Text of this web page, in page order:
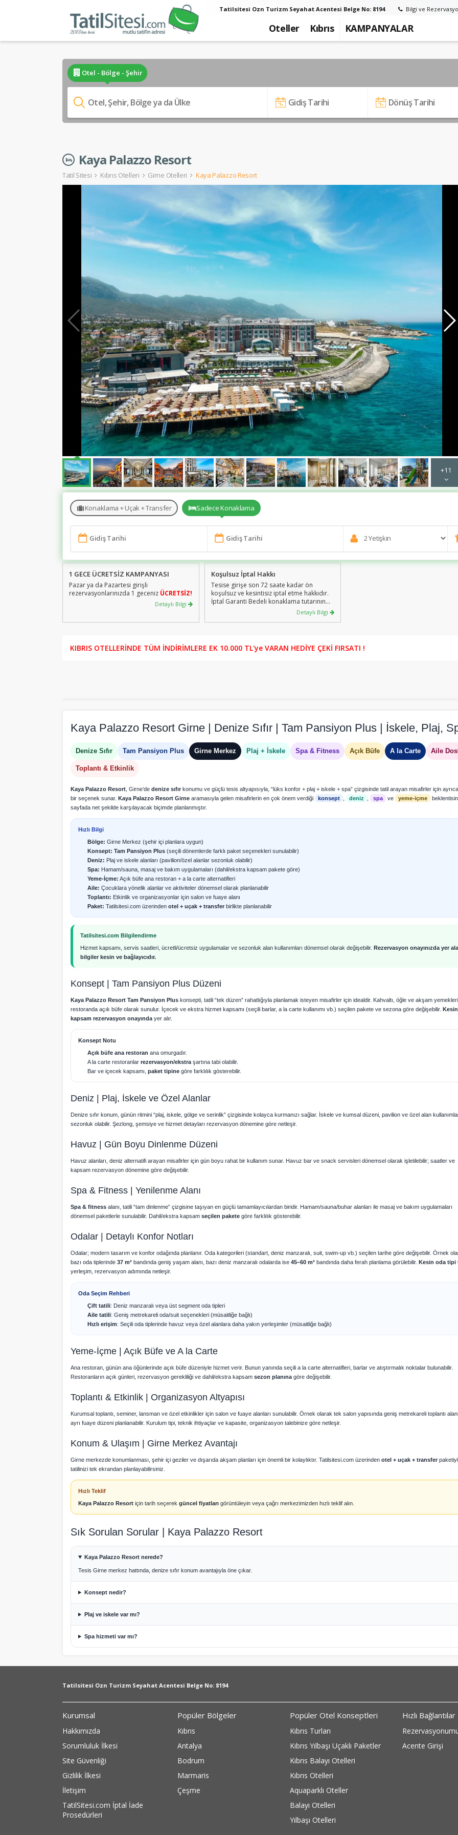
Tatilsitesi Ozn Turizm Seyahat Acentesi Belge No: 8194 Bilgi ve
Oteller Kıbrıs KAMPANYALAR
Otel - Bölge - Şehir
Kaya Palazzo Resort
Tatil Sitesi Kıbrıs Otelleri Girne Otelleri Kaya Palazzo Resort
+11
Konaklama + Uçak + Transfer Sadece Konaklama
1 GECE ÜCRETSİZ KAMPANYASI
Pazar ya da Pazartesi girişli
rezervasyonlarınızda 1 geceniz ÜCRETSİZ!
Detaylı Bilgi
Koşulsuz İptal Hakkı
Tesise girişe son 72 saate kadar ön
koşulsuz ve kesintisiz iptal etme hakkıdır.
İptal Garanti Bedeli konaklama tutarının
%1’i kadar olup, bu bedel iade edilmez.
İptal Garanti bedeli sadece konaklama için
Detaylı Bilgi
KIBRIS OTELLERİNDE TÜM İNDİRİMLERE EK 10.000 TL'ye VARAN HEDİYE ÇEKİ FIRSATI !
Kaya Palazzo Resort Girne | Denize Sıfır | Tam Pansiyon Plus | İskele, Plaj,
Denize Sıfır Tam Pansiyon Plus Girne Merkez Plaj + İskele Spa & Fitness Açık Büfe A la Carte Aile
Toplantı & Etkinlik
Kaya Palazzo Resort , Girne’de denize sıfır konumu ve güçlü tesis altyapısıyla, “lüks konfor + plaj + iskele + spa” çizgisinde tatil arayan misafirler için
bir seçenek sunar. Kaya Palazzo Resort Girne aramasıyla gelen misafirlerin en çok önem verdiği konsept deniz spa ve yeme-içme
sayfada net şekilde karşılayacak biçimde planlanmıştır.
Hızlı Bilgi
Bölge: Girne Merkez (şehir içi planlara uygun)
Konsept: Tam Pansiyon Plus (seçili dönemlerde farklı paket seçenekleri sunulabilir)
Deniz: Plaj ve iskele alanları (pavilion/özel alanlar sezonluk olabilir)
Spa: Hamam/sauna, masaj ve bakım uygulamaları (dahil/ekstra kapsam pakete göre)
Yeme-İçme: Açık büfe ana restoran + a la carte alternatifleri
Aile: Çocuklara yönelik alanlar ve aktiviteler dönemsel olarak planlanabilir
Toplantı: Etkinlik ve organizasyonlar için salon ve fuaye alanı
Paket: Tatilsitesi.com üzerinden otel + uçak + transfer birlikte planlanabilir
Tatilsitesi.com Bilgilendirme
Hizmet kapsamı, servis saatleri, ücretli/ücretsiz uygulamalar ve sezonluk alan kullanımları dönemsel olarak değişebilir. Rezervasyon onayınızda yer
bilgiler kesin ve bağlayıcıdır.
Konsept | Tam Pansiyon Plus Düzeni
Kaya Palazzo Resort Tam Pansiyon Plus konsepti, tatili “tek düzen” rahatlığıyla planlamak isteyen misafirler için idealdir. Kahvaltı, öğle ve akşam
restoranda açık büfe olarak sunulur. İçecek ve ekstra hizmet kapsamı (seçili barlar, a la carte kullanımı vb.) seçilen pakete ve sezona göre değişebilir. Kesin
kapsam rezervasyon onayında yer alır.
Konsept Notu
Açık büfe ana restoran ana omurgadır.
A la carte restoranlar rezervasyon/ekstra şartına tabi olabilir.
Bar ve içecek kapsamı, paket tipine göre farklılık gösterebilir.
Deniz | Plaj, İskele ve Özel Alanlar
Denize sıfır konum, günün ritmini “plaj, iskele, gölge ve serinlik” çizgisinde kolayca kurmanızı sağlar. İskele ve kumsal düzeni, pavilion ve özel alan
sezonluk olabilir. Şezlong, şemsiye ve hizmet detayları rezervasyon dönemine göre netleşir.
Havuz | Gün Boyu Dinlenme Düzeni
Havuz alanları, deniz alternatifi arayan misafirler için gün boyu rahat bir kullanım sunar. Havuz bar ve snack servisleri dönemsel olarak işletilebilir; saatler ve
kapsam rezervasyon dönemine göre değişebilir.
Spa & Fitness | Yenilenme Alanı
Spa & fitness alanı, tatili “tam dinlenme” çizgisine taşıyan en güçlü tamamlayıcılardan biridir. Hamam/sauna/buhar alanları ile masaj ve bakım uygulamaları
dönemsel paketlerle sunulabilir. Dahil/ekstra kapsam seçilen pakete göre farklılık gösterebilir.
Odalar | Detaylı Konfor Notları
Odalar; modern tasarım ve konfor odağında planlanır. Oda kategorileri (standart, deniz manzaralı, suit, swim-up vb.) seçilen tarihe göre değişebilir. Örnek
bazı oda tiplerinde 37 m² bandında geniş yaşam alanı, bazı deniz manzaralı odalarda ise 45–60 m² bandında daha ferah planlama görülebilir. Kesin oda tipi
yerleşim, rezervasyon adımında netleşir.
Oda Seçim Rehberi
Çift tatili: Deniz manzaralı veya üst segment oda tipleri
Aile tatili: Geniş metrekareli oda/suit seçenekleri (müsaitliğe bağlı)
Hızlı erişim: Seçili oda tiplerinde havuz veya özel alanlara daha yakın yerleşimler (müsaitliğe bağlı)
Yeme-İçme | Açık Büfe ve A la Carte
Ana restoran, günün ana öğünlerinde açık büfe düzeniyle hizmet verir. Bunun yanında seçili a la carte alternatifleri, barlar ve atıştırmalık noktalar bulunabilir.
Restoranların açık günleri, rezervasyon gerekliliği ve dahil/ekstra kapsam sezon planına göre değişebilir.
Toplantı & Etkinlik | Organizasyon Altyapısı
Kurumsal toplantı, seminer, lansman ve özel etkinlikler için salon ve fuaye alanları sunulabilir. Örnek olarak tek salon yapısında geniş metrekareli toplantı
ayrı fuaye düzeni planlanabilir. Kurulum tipi, teknik ihtiyaçlar ve kapasite, organizasyon talebinize göre netleşir.
Konum & Ulaşım | Girne Merkez Avantajı
Girne merkezde konumlanması, şehir içi geziler ve dışarıda akşam planları için önemli bir kolaylıktır. Tatilsitesi.com üzerinden otel + uçak + transfer
tatilinizi tek ekrandan planlayabilirsiniz.
Hızlı Teklif
Kaya Palazzo Resort için tarih seçerek güncel fiyatları görüntüleyin veya çağrı merkezimizden hızlı teklif alın.
Sık Sorulan Sorular | Kaya Palazzo Resort
Kaya Palazzo Resort nerede?
Tesis Girne merkez hattında, denize sıfır konum avantajıyla öne çıkar.
Konsept nedir?
Plaj ve iskele var mı?
Spa hizmeti var mı?
Tatilsitesi Ozn Turizm Seyahat Acentesi Belge No: 8194
Kurumsal
Hakkımızda
Sorumluluk İlkesi
Site Güvenliği
Gizlilik İlkesi
İletişim
TatilSitesi.com İptal İade
Prosedürleri
Popüler Bölgeler
Kıbrıs
Antalya
Bodrum
Marmaris
Çeşme
Popüler Otel Konseptleri
Kıbrıs Turları
Kıbrıs Yılbaşı Uçaklı Paketler
Kıbrıs Balayı Otelleri
Kıbrıs Otelleri
Aquaparklı Oteller
Balayı Otelleri
Yılbaşı Otelleri
Hızlı Bağlantılar
Acente Girişi